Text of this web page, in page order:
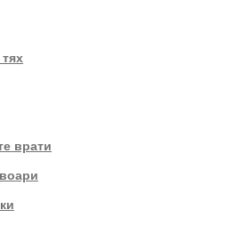
врати